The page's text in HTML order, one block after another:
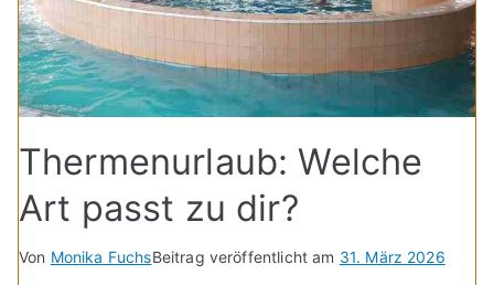
Thermenurlaub: Welche
Art passt zu dir?
Von Monika FuchsBeitrag veröffentlicht am 31. März 2026